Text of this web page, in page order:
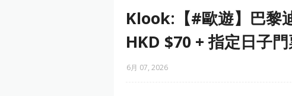
Klook:【#歐遊】巴黎
HKD $70 + 指定日子
6月 07, 2026